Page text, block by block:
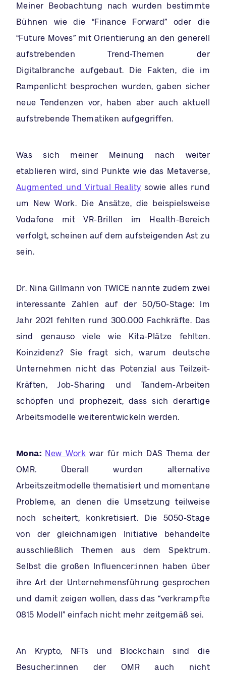
Meiner Beobachtung nach wurden bestimmte
Bühnen wie die “Finance Forward” oder die
“Future Moves” mit Orientierung an den generell
aufstrebenden Trend-Themen der
Digitalbranche aufgebaut. Die Fakten, die im
Rampenlicht besprochen wurden, gaben sicher
neue Tendenzen vor, haben aber auch aktuell
aufstrebende Thematiken aufgegriffen.
Was sich meiner Meinung nach weiter
etablieren wird, sind Punkte wie das Metaverse,
Augmented und Virtual Reality sowie alles rund
um New Work. Die Ansätze, die beispielsweise
Vodafone mit VR-Brillen im Health-Bereich
verfolgt, scheinen auf dem aufsteigenden Ast zu
sein.
Dr. Nina Gillmann von TWICE nannte zudem zwei
interessante Zahlen auf der 50/50-Stage: Im
Jahr 2021 fehlten rund 300.000 Fachkräfte. Das
sind genauso viele wie Kita-Plätze fehlten.
Koinzidenz? Sie fragt sich, warum deutsche
Unternehmen nicht das Potenzial aus Teilzeit-
Kräften, Job-Sharing und Tandem-Arbeiten
schöpfen und prophezeit, dass sich derartige
Arbeitsmodelle weiterentwickeln werden.
Mona: New Work war für mich DAS Thema der
OMR. Überall wurden alternative
Arbeitszeitmodelle thematisiert und momentane
Probleme, an denen die Umsetzung teilweise
noch scheitert, konkretisiert. Die 5050-Stage
von der gleichnamigen Initiative behandelte
ausschließlich Themen aus dem Spektrum.
Selbst die großen Influencer:innen haben über
ihre Art der Unternehmensführung gesprochen
und damit zeigen wollen, dass das “verkrampfte
0815 Modell” einfach nicht mehr zeitgemäß sei.
An Krypto, NFTs und Blockchain sind die
Besucher:innen der OMR auch nicht